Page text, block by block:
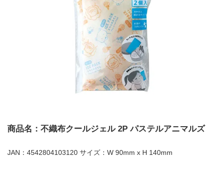
商品名：不織布クールジェル 2P パステルアニマルズ
JAN：4542804103120 サイズ：W 90mm x H 140mm